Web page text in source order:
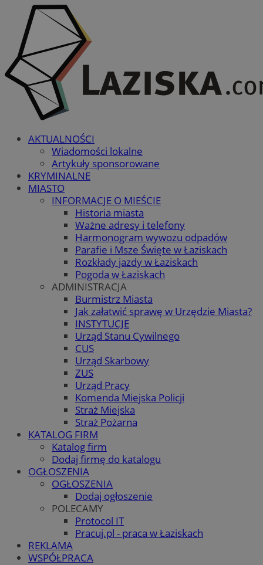
AKTUALNOŚCI
Wiadomości lokalne
Artykuły sponsorowane
KRYMINALNE
MIASTO
INFORMACJE O MIEŚCIE
Historia miasta
Ważne adresy i telefony
Harmonogram wywozu odpadów
Parafie i Msze Święte w Łaziskach
Rozkłady jazdy w Łaziskach
Pogoda w Łaziskach
ADMINISTRACJA
Burmistrz Miasta
Jak załatwić sprawę w Urzędzie Miasta?
INSTYTUCJE
Urząd Stanu Cywilnego
CUS
Urząd Skarbowy
ZUS
Urząd Pracy
Komenda Miejska Policji
Straż Miejska
Straż Pożarna
KATALOG FIRM
Katalog firm
Dodaj firmę do katalogu
OGŁOSZENIA
OGŁOSZENIA
Dodaj ogłoszenie
POLECAMY
Protocol IT
Pracuj.pl - praca w Łaziskach
REKLAMA
WSPÓŁPRACA